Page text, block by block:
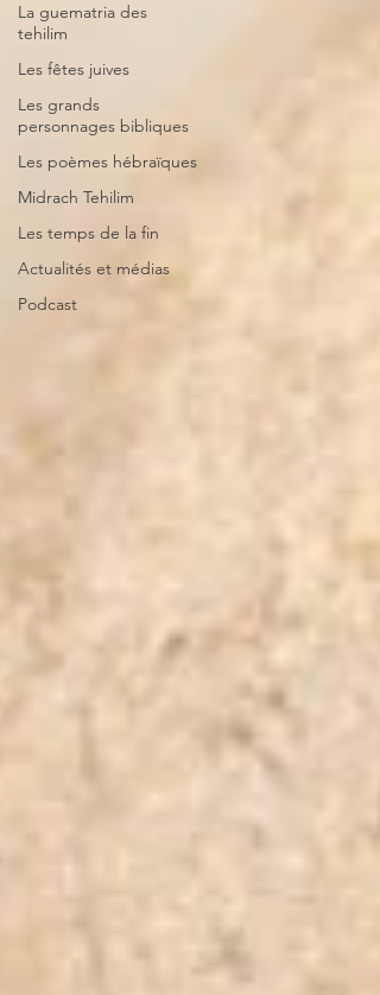
La guematria des
tehilim
Les fêtes juives
Les grands
personnages bibliques
Les poèmes hébraïques
Midrach Tehilim
Les temps de la fin
Actualités et médias
Podcast